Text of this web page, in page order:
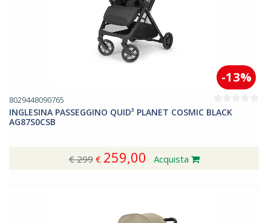
8029448090765
INGLESINA PASSEGGINO QUID³ PLANET COSMIC BLACK
AG87S0CSB
€ 299€ 259,00
-13%
Acquista